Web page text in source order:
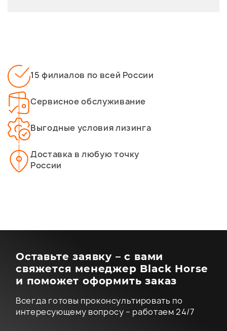
15 филиалов по всей России
Сервисное обслуживание
Выгодные условия лизинга
Доставка в любую точку
России
Оставьте заявку – с вами
свяжется менеджер Black Horse
и поможет оформить заказ
Всегда готовы проконсультировать по
интересующему вопросу – работаем 24/7